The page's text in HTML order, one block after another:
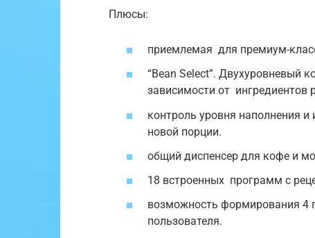
Плюсы:
приемлемая для премиум-
“Bean Select”. Двухуровневый
зависимости от ингредиентов
контроль уровня наполнения
новой порции.
общий диспенсер для кофе и
18 встроенных программ с
возможность формирования 4
пользователя.